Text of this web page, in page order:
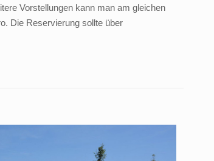
Vorstellungen kann man am gleichen
Die Reservierung sollte über